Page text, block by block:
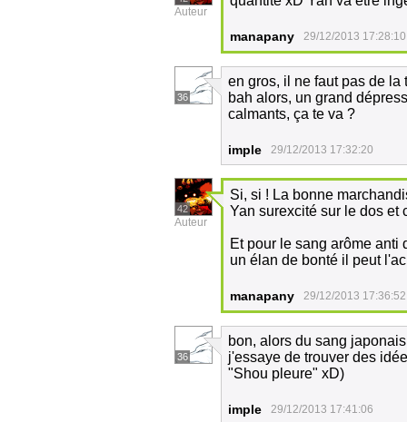
Auteur
manapany 29/12/2013 17:28:10
36
en gros, il ne faut pas de
bah alors, un grand
calmants, ça te va ?
imple 29/12/2013 17:32:20
42
Auteur
Si, si ! La bonne
Yan surexcité sur le dos et
Et pour le sang arôme anti
un élan de bonté il peut
manapany 29/12/2013 17:36:52
36
bon, alors du sang
j'essaye de trouver des
"Shou pleure" xD)
imple 29/12/2013 17:41:06